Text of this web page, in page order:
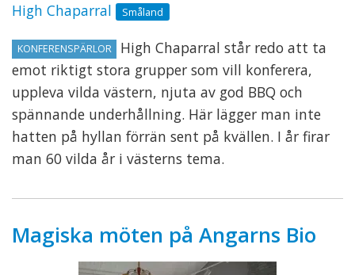
High Chaparral Småland
KONFERENSPÄRLOR
High Chaparral står redo att ta
emot riktigt stora grupper som vill konferera,
uppleva vilda västern, njuta av god BBQ och
spännande underhållning. Här lägger man inte
hatten på hyllan förrän sent på kvällen. I år firar
man 60 vilda år i västerns tema.
Magiska möten på Angarns Bio